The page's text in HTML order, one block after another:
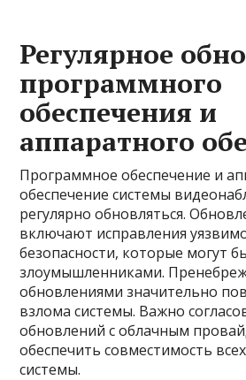
Регулярное
программного
обеспечения и
аппаратного
Программное обеспечение и
обеспечение системы
регулярно обновляться.
включают исправления
безопасности, которые могут
злоумышленниками.
обновлениями значительно
взлома системы. Важно
обновлений с облачным
обеспечить совместимость
системы.